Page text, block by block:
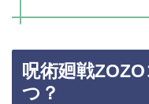
呪術廻戦
つ？